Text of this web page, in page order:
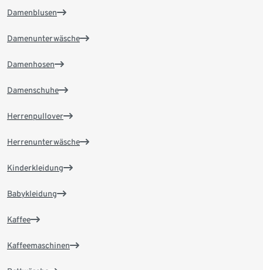
Damenblusen
Damenunterwäsche
Damenhosen
Damenschuhe
Herrenpullover
Herrenunterwäsche
Kinderkleidung
Babykleidung
Kaffee
Kaffeemaschinen